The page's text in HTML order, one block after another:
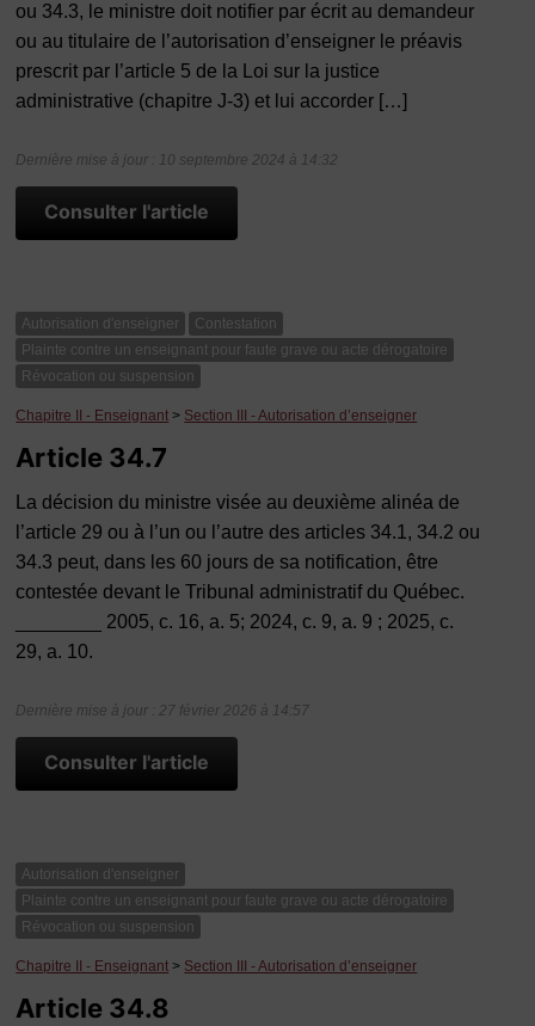
ou 34.3, le ministre doit notifier par écrit au demandeur
ou au titulaire de l’autorisation d’enseigner le préavis
prescrit par l’article 5 de la Loi sur la justice
administrative (chapitre J-3) et lui accorder […]
Dernière mise à jour : 10 septembre 2024 à 14:32
Consulter l'article
Autorisation d'enseigner
Contestation
Plainte contre un enseignant pour faute grave ou acte dérogatoire
Révocation ou suspension
Chapitre II - Enseignant > Section III - Autorisation d’enseigner
Article 34.7
La décision du ministre visée au deuxième alinéa de
l’article 29 ou à l’un ou l’autre des articles 34.1, 34.2 ou
34.3 peut, dans les 60 jours de sa notification, être
contestée devant le Tribunal administratif du Québec.
________ 2005, c. 16, a. 5; 2024, c. 9, a. 9 ; 2025, c.
29, a. 10.
Dernière mise à jour : 27 février 2026 à 14:57
Consulter l'article
Autorisation d'enseigner
Plainte contre un enseignant pour faute grave ou acte dérogatoire
Révocation ou suspension
Chapitre II - Enseignant > Section III - Autorisation d’enseigner
Article 34.8